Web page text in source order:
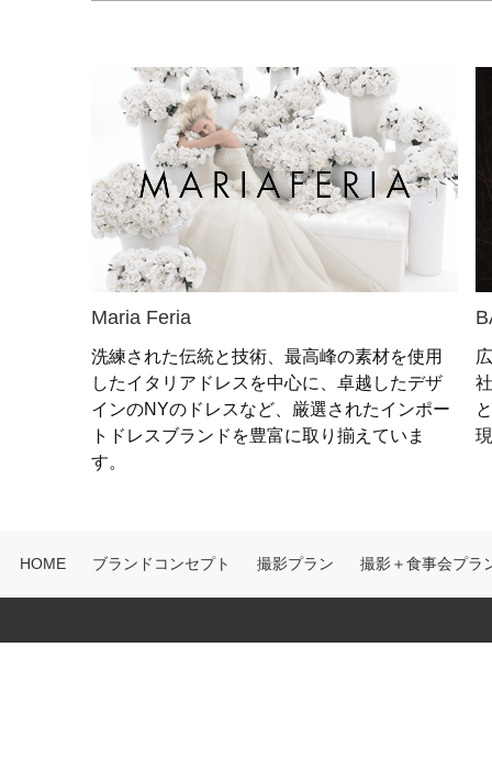
Maria Feria
洗練された伝統と技術、最高峰の素材を使用
したイタリアドレスを中心に、卓越したデザ
インのNYのドレスなど、厳選されたインポー
トドレスブランドを豊富に取り揃えていま
す。
HOME ブランドコンセプト 撮影プラン 撮影＋食事会プラ